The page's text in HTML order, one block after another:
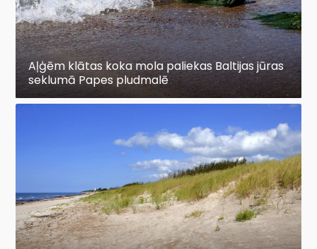
Aļģēm klātas koka mola paliekas Baltijas jūras
seklumā Papes pludmalē